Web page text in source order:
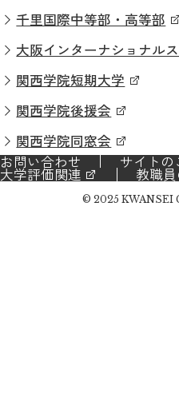
千里国際中等部・高等部
大阪インターナショナル
関西学院短期大学
関西学院後援会
関西学院同窓会
お問い合わせ
サイトの
大学評価関連 教職
© 2025 KWANSEI